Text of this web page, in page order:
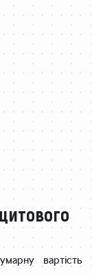
вартість